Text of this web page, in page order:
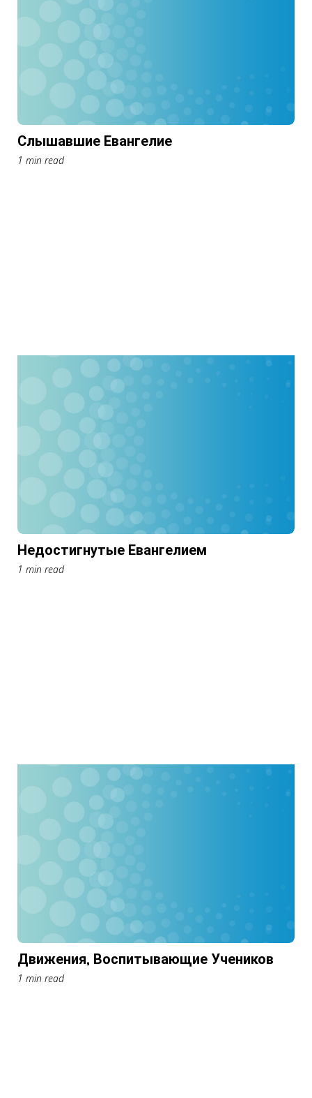
Слышавшие Евангелие
1 min read
Недостигнутые Евангелием
1 min read
Движения, Воспитывающие Учеников
1 min read